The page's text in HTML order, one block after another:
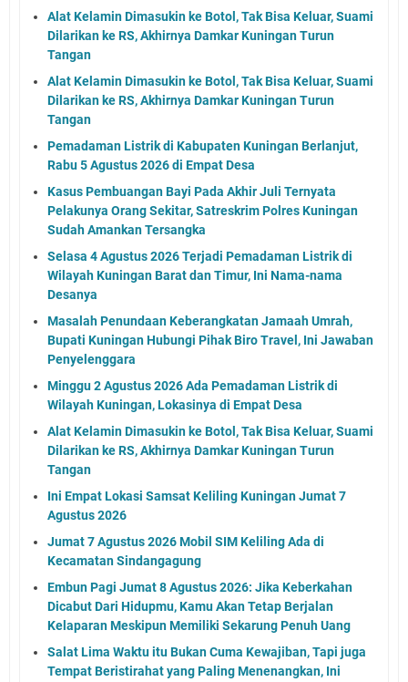
Alat Kelamin Dimasukin ke Botol, Tak Bisa Keluar, Suami
Dilarikan ke RS, Akhirnya Damkar Kuningan Turun
Tangan
Alat Kelamin Dimasukin ke Botol, Tak Bisa Keluar, Suami
Dilarikan ke RS, Akhirnya Damkar Kuningan Turun
Tangan
Pemadaman Listrik di Kabupaten Kuningan Berlanjut,
Rabu 5 Agustus 2026 di Empat Desa
Kasus Pembuangan Bayi Pada Akhir Juli Ternyata
Pelakunya Orang Sekitar, Satreskrim Polres Kuningan
Sudah Amankan Tersangka
Selasa 4 Agustus 2026 Terjadi Pemadaman Listrik di
Wilayah Kuningan Barat dan Timur, Ini Nama-nama
Desanya
Masalah Penundaan Keberangkatan Jamaah Umrah,
Bupati Kuningan Hubungi Pihak Biro Travel, Ini Jawaban
Penyelenggara
Minggu 2 Agustus 2026 Ada Pemadaman Listrik di
Wilayah Kuningan, Lokasinya di Empat Desa
Alat Kelamin Dimasukin ke Botol, Tak Bisa Keluar, Suami
Dilarikan ke RS, Akhirnya Damkar Kuningan Turun
Tangan
Ini Empat Lokasi Samsat Keliling Kuningan Jumat 7
Agustus 2026
Jumat 7 Agustus 2026 Mobil SIM Keliling Ada di
Kecamatan Sindangagung
Embun Pagi Jumat 8 Agustus 2026: Jika Keberkahan
Dicabut Dari Hidupmu, Kamu Akan Tetap Berjalan
Kelaparan Meskipun Memiliki Sekarung Penuh Uang
Salat Lima Waktu itu Bukan Cuma Kewajiban, Tapi juga
Tempat Beristirahat yang Paling Menenangkan, Ini